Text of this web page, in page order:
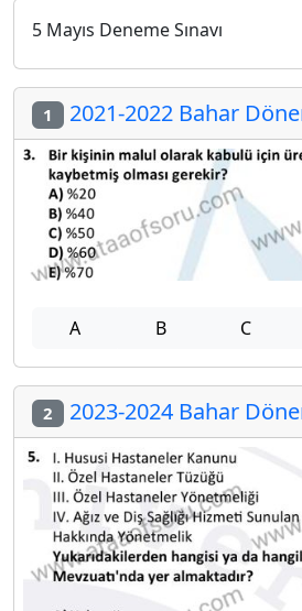
5 Mayıs Deneme Sınavı
1 2021-2022 Bahar
A B C
2 2023-2024 Bahar